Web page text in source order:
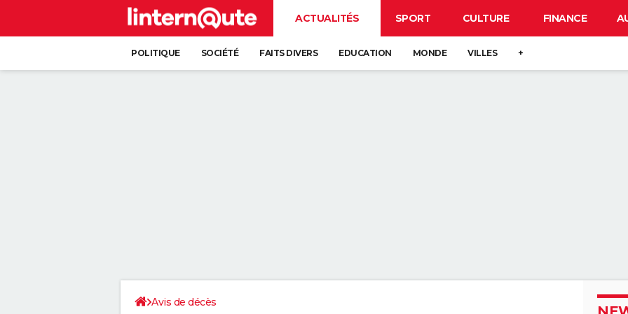
ACTUALITÉS SPORT CULTURE FINANCE
POLITIQUE SOCIÉTÉ FAITS DIVERS EDUCATION MONDE VILLES +
Avis de décès